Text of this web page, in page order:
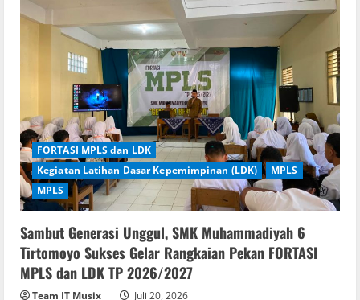
FORTASI MPLS dan LDK
Kegiatan Latihan Dasar Kepemimpinan (LDK)
MPLS
MPLS
Sambut Generasi Unggul, SMK Muhammadiyah 6
Tirtomoyo Sukses Gelar Rangkaian Pekan FORTASI
MPLS dan LDK TP 2026/2027
Team IT Musix Juli 20, 2026